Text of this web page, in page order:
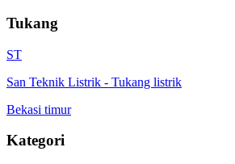
Tukang
ST
San Teknik Listrik - Tukang listrik
Bekasi timur
Kategori